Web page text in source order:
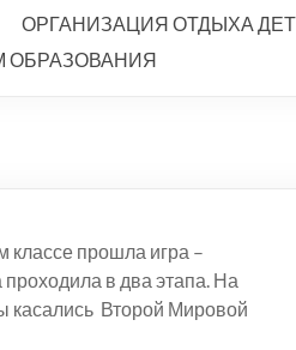
ОРГАНИЗАЦИЯ ОТДЫХА
ОБРАЗОВАНИЯ
классе прошла игра –
в два этапа. На
касались Второй Мировой